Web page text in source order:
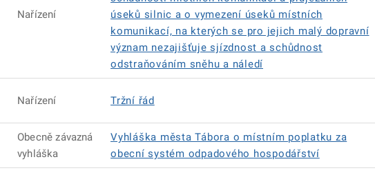
Nařízení
úseků silnic a o vymezení úseků místních
komunikací, na kterých se pro jejich malý dopravní
význam nezajišťuje sjízdnost a schůdnost
odstraňováním sněhu a náledí
Nařízení Tržní řád
Obecně závazná
vyhláška
Vyhláška města Tábora o místním poplatku za
obecní systém odpadového hospodářství